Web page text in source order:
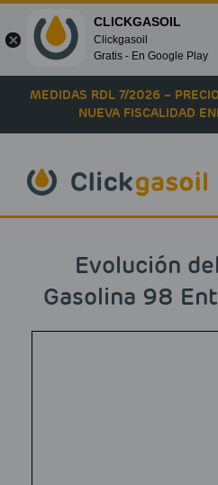
Skip to main content
MEDIDAS RDL 7/2026 –
NUEVA FISCALIDAD
Evolución
Gasolina 98
CLICKGASOIL
Clickgasoil
Gratis - En Google Play